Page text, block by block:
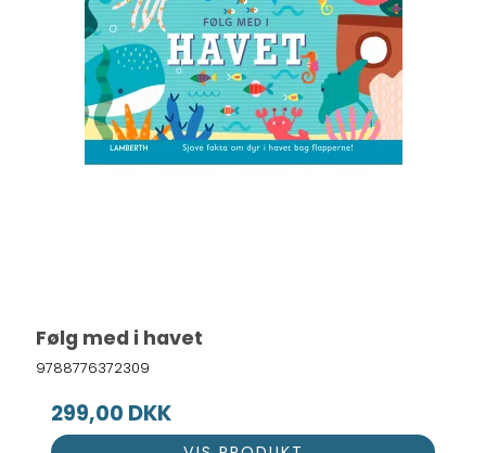
Følg med i havet
9788776372309
299,00 DKK